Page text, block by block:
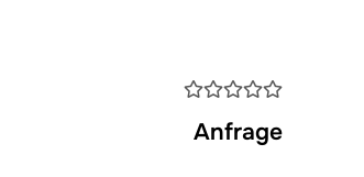
Anfrage